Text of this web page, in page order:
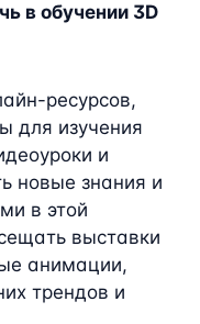
в обучении 3D
ресурсов,
для изучения
и
новые знания и
в этой
выставки
анимации,
трендов и